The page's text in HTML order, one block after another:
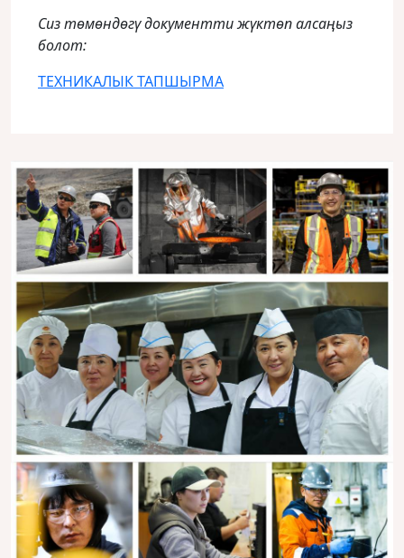
Сиз төмөндөгү документти жүктөп алсаңыз
болот:
ТЕХНИКАЛЫК ТАПШЫРМА